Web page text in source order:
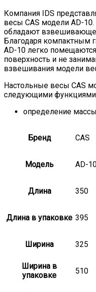
Компания IDS
весы CAS модели AD-
обладают
Благодаря компактным
AD-10 легко
поверхность и не
взвешивания модели
Настольные весы CAS
следующими
определение
Бренд CAS
Модель AD-
Длина 350
Длина в упаковке 395
Ширина 325
Ширина в
упаковке
510